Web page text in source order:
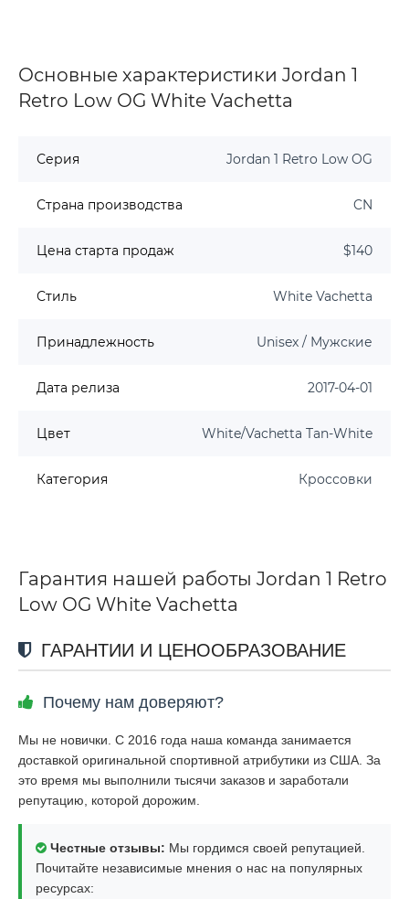
Основные характеристики Jordan 1
Retro Low OG White Vachetta
Серия Jordan 1 Retro Low OG
Страна производства CN
Цена старта продаж $140
Стиль White Vachetta
Принадлежность Unisex / Мужские
Дата релиза 2017-04-01
Цвет White/Vachetta Tan-White
Категория Кроссовки
Гарантия нашей работы Jordan 1 Retro
Low OG White Vachetta
ГАРАНТИИ И ЦЕНООБРАЗОВАНИЕ
Почему нам доверяют?
Мы не новички. С 2016 года наша команда занимается
доставкой оригинальной спортивной атрибутики из США. За
это время мы выполнили тысячи заказов и заработали
репутацию, которой дорожим.
Честные отзывы: Мы гордимся своей репутацией.
Почитайте независимые мнения о нас на популярных
ресурсах: